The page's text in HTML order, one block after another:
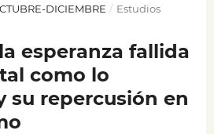
DICIEMBRE / Estudios
esperanza fallida
como lo
su repercusión en